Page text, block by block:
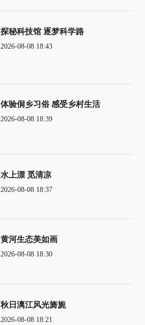
探秘科技馆 逐梦科学路
2026-08-08 18:43
体验侗乡习俗 感受乡村生活
2026-08-08 18:39
水上漂 觅清凉
2026-08-08 18:37
黄河生态美如画
2026-08-08 18:30
秋日漓江风光旖旎
2026-08-08 18:21